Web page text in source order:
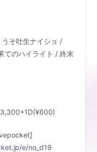
そ吐生ナイショ /
てのハイライト / 終末
e/no_d19